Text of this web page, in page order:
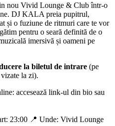
nou Vivid Lounge & Club într-o
DJ KALA preia pupitrul,
și o fuziune de ritmuri care te vor
pentru o seară definită de o
imersivă și oameni pe
la biletul de intrare (pe
la zi).
accesează link-ul din bio sau
23:00 📍 Unde: Vivid Lounge